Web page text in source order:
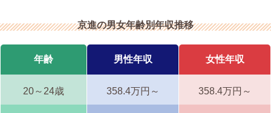
京進の男女年齢別年収推移
年齢 男性年収 女性年収
20～24歳 358.4万円～ 358.4万円～